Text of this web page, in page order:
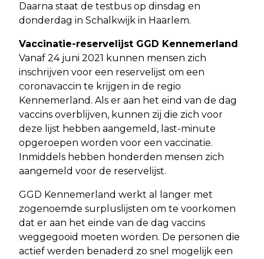
Daarna staat de testbus op dinsdag en
donderdag in Schalkwijk in Haarlem.
Vaccinatie-reservelijst GGD Kennemerland
Vanaf 24 juni 2021 kunnen mensen zich
inschrijven voor een reservelijst om een
coronavaccin te krijgen in de regio
Kennemerland. Als er aan het eind van de dag
vaccins overblijven, kunnen zij die zich voor
deze lijst hebben aangemeld, last-minute
opgeroepen worden voor een vaccinatie.
Inmiddels hebben honderden mensen zich
aangemeld voor de reservelijst.
GGD Kennemerland werkt al langer met
zogenoemde surpluslijsten om te voorkomen
dat er aan het einde van de dag vaccins
weggegooid moeten worden. De personen die
actief werden benaderd zo snel mogelijk een